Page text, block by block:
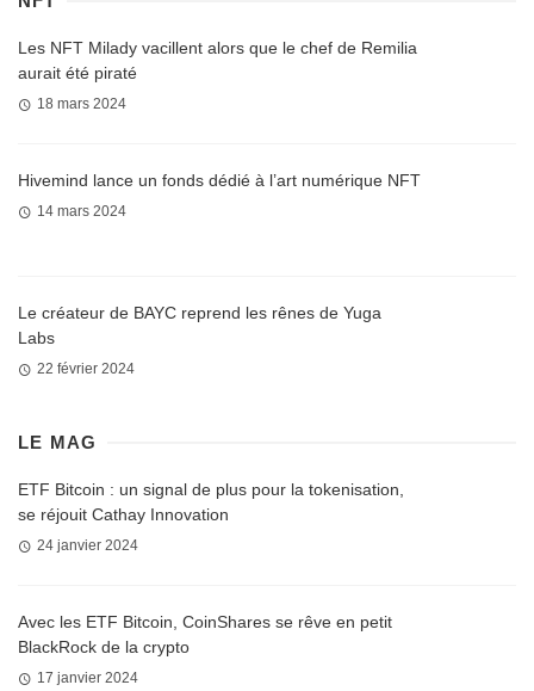
Les NFT Milady vacillent alors que le chef de Remilia
aurait été piraté
18 mars 2024
Hivemind lance un fonds dédié à l’art numérique NFT
14 mars 2024
Le créateur de BAYC reprend les rênes de Yuga
Labs
22 février 2024
LE MAG
ETF Bitcoin : un signal de plus pour la tokenisation,
se réjouit Cathay Innovation
24 janvier 2024
Avec les ETF Bitcoin, CoinShares se rêve en petit
BlackRock de la crypto
17 janvier 2024